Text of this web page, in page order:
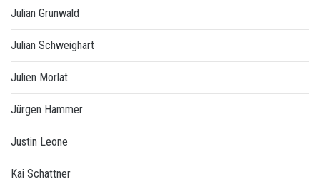
Julian Grunwald
Julian Schweighart
Julien Morlat
Jürgen Hammer
Justin Leone
Kai Schattner